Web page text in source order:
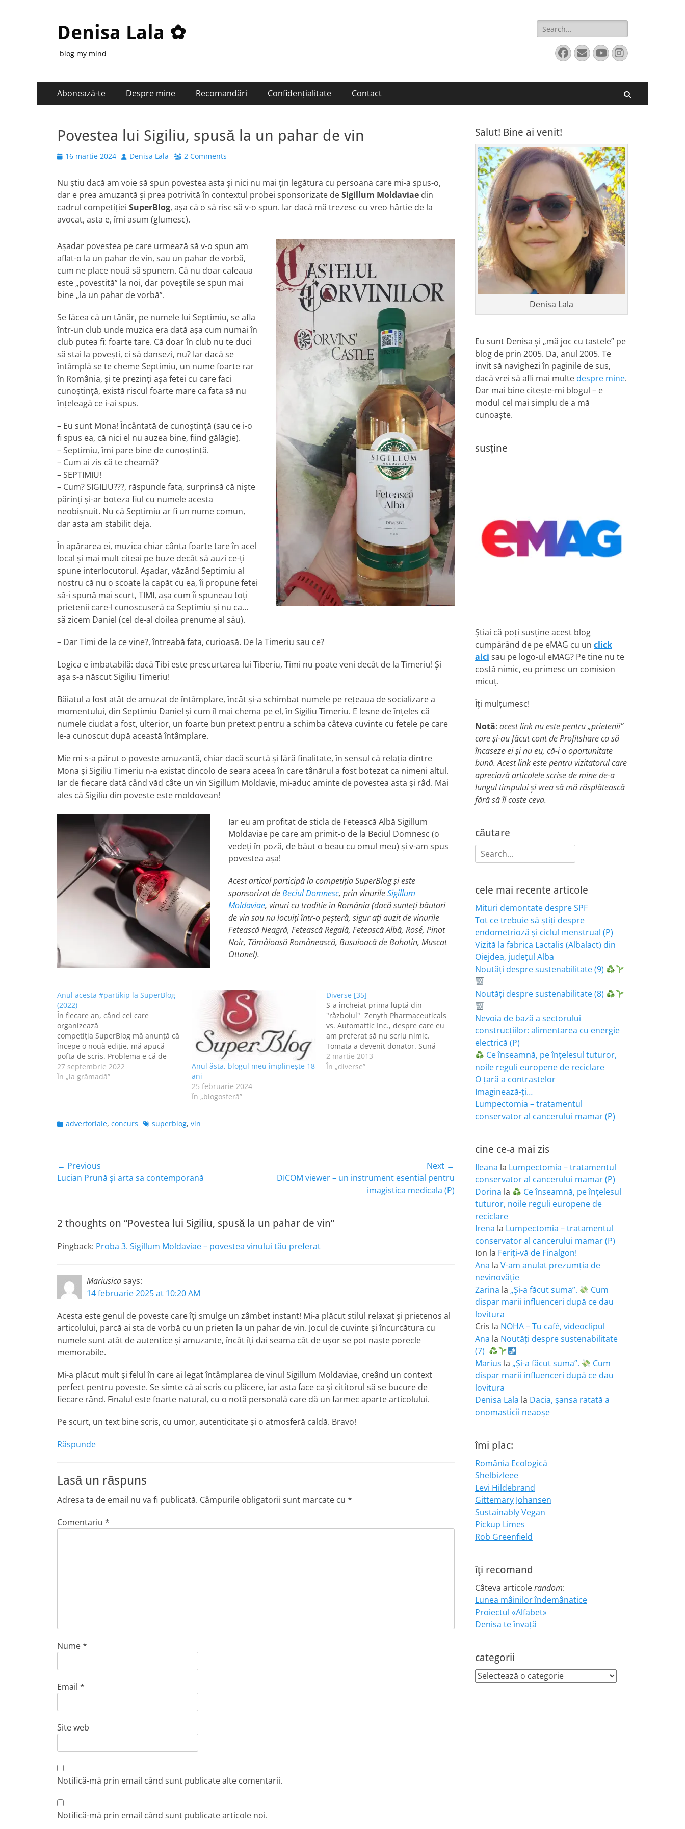
Denisa Lala ✿
blog my mind
Search
for:
Facebook
EmailYouTube
Instagram
Primary
Menu
Abonează-te Despre mine Recomandări Confidențialitate Contact
Povestea lui Sigiliu, spusă la un pahar de vin
Posted
16 martie 2024 Author
Denisa Lala 2 Comments
Nu știu dacă am voie să spun povestea asta și nici nu mai țin legătura cu persoana care mi-a spus-o,
dar e prea amuzantă și prea potrivită în contextul probei sponsorizate deSigillum Moldaviae din
cadrul competiției SuperBlog, așa că o să risc să v-o spun. Iar dacă mă trezesc cu vreo hârtie de la
avocat, asta e, îmi asum (glumesc).
Așadar povestea pe care urmează să v-o spun am
aflat-o la un pahar de vin, sau un pahar de vorbă,
cum ne place nouă să spunem. Că nu doar cafeaua
este „povestită” la noi, dar poveștile se spun mai
bine „la un pahar de vorbă”.
Se făcea că un tânăr, pe numele lui Septimiu, se afla
într-un club unde muzica era dată așa cum numai în
club putea fi: foarte tare. Că doar în club nu te duci
să stai la povești, ci să dansezi, nu? Iar dacă se
întâmplă se te cheme Septimiu, un nume foarte rar
în România, și te prezinți așa fetei cu care faci
cunoștință, există riscul foarte mare ca fata să nu
înțeleagă ce i-ai spus.
– Eu sunt Mona! Încântată de cunoștință (sau ce i-o
fi spus ea, că nici el nu auzea bine, fiind gălăgie).
– Septimiu, îmi pare bine de cunoștință.
– Cum ai zis că te cheamă?
– SEPTIMIU!
– Cum? SIGILIU???, răspunde fata, surprinsă că niște
părinți și-ar boteza fiul cu numele acesta
neobișnuit. Nu că Septimiu ar fi un nume comun,
dar asta am stabilit deja.
În apărarea ei, muzica chiar cânta foarte tare în acel
local și mai mult citeai pe buze decât să auzi ce-ți
spune interlocutorul. Așadar, văzând Septimiu al
nostru că nu o scoate la capăt cu ea, îi propune fetei
să-i spună mai scurt, TIMI, așa cum îi spuneau toți
prietenii care-l cunoscuseră ca Septimiu și nu ca…
să zicem Daniel (cel de-al doilea prenume al său).
– Dar Timi de la ce vine?, întreabă fata, curioasă. De la Timeriu sau ce?
Logica e imbatabilă: dacă Tibi este prescurtarea lui Tiberiu, Timi nu poate veni decât de la Timeriu! Și
așa s-a născut Sigiliu Timeriu!
Băiatul a fost atât de amuzat de întâmplare, încât și-a schimbat numele pe rețeaua de socializare a
momentului, din Septimiu Daniel și cum îl mai chema pe el, în Sigiliu Timeriu. E lesne de înțeles că
numele ciudat a fost, ulterior, un foarte bun pretext pentru a schimba câteva cuvinte cu fetele pe care
le-a cunoscut după această întâmplare.
Mie mi s-a părut o poveste amuzantă, chiar dacă scurtă și fără finalitate, în sensul că relația dintre
Mona și Sigiliu Timeriu n-a existat dincolo de seara aceea în care tânărul a fost botezat ca nimeni altul.
Iar de fiecare dată când văd câte un vin Sigillum Moldavie, mi-aduc aminte de povestea asta și râd. Mai
ales că Sigiliu din poveste este moldovean!
Iar eu am profitat de sticla de Fetească Albă Sigillum
Moldaviae pe care am primit-o de la Beciul Domnesc (o
vedeți în poză, de băut o beau cu omul meu) și v-am spus
povestea așa!
Acest articol participă la competiția SuperBlog și este
sponsorizat deBeciul Domnesc, prin vinurileSigillum
Moldaviae, vinuri cu traditie în România (dacă sunteți băutori
de vin sau nu locuiți într-o peșteră, sigur ați auzit de vinurile
Fetească Neagră, Fetească Regală, Fetească Albă, Rosé, Pinot
Noir, Tămâioasă Românească, Busuioacă de Bohotin, Muscat
Ottonel).
Anul acesta #partikip la SuperBlog
(2022)
În fiecare an, când cei care
organizează
competiția SuperBlog mă anunță că
începe o nouă ediție, mă apucă
pofta de scris. Problema e că de
fiecare dată, probele de concurs se
suprapun cu te miri ce alte activități
27 septembrie 2022
În „la grămadă”
Anul ăsta, blogul meu împlinește 18
ani
25 februarie 2024
În „blogosferă”
Diverse [35]
S-a încheiat prima luptă din
"războiul" Zenyth Pharmaceuticals
vs. Automattic Inc., despre care eu
am preferat să nu scriu nimic.
Tomata a devenit donator. Sună
dubios, dar datorită ei m-am înscris
şi eu pe lista donatorilor de celule
2 martie 2013
În „diverse”
Categories
advertoriale, concurs Tagssuperblog, vin
Navigare
în
← Previous
Previous
Lucian Prună și arta sa contemporană
Next →
DICOM viewer – un instrument esential pentru
imagistica medicala (P)
2 thoughts on “Povestea lui Sigiliu, spusă la un pahar de vin”
Pingback: Proba 3. Sigillum Moldaviae – povestea vinului tău preferat
Mariusicasays:
14 februarie 2025 at 10:20 AM
Acesta este genul de poveste care îți smulge un zâmbet instant! Mi-a plăcut stilul relaxat și prietenos al
articolului, parcă ai sta de vorbă cu un prieten la un pahar de vin. Jocul de cuvinte și încurcătura cu
numele sunt atât de autentice și amuzante, încât îți dai seama cât de ușor se pot naște porecle
memorabile.
Mi-a plăcut mult și felul în care ai legat întâmplarea de vinul Sigillum Moldaviae, creând un context
perfect pentru poveste. Se simte că ai scris cu plăcere, iar asta face ca și cititorul să se bucure de
fiecare rând. Finalul este foarte natural, cu o notă personală care dă un farmec aparte articolului.
Pe scurt, un text bine scris, cu umor, autenticitate și o atmosferă caldă. Bravo!
Răspunde
Lasă un răspuns
Adresa ta de email nu va fi publicată. Câmpurile obligatorii sunt marcate cu *
Comentariu *
Nume*
Email *
Site web
Notifică-mă prin email când sunt publicate alte comentarii.
Notifică-mă prin email când sunt publicate articole noi.
Salut! Bine ai venit!
Denisa Lala
Eu sunt Denisa și „mă joc cu tastele” pe
blog de prin 2005. Da, anul 2005. Te
invit să navighezi în paginile de sus,
dacă vrei să afli mai multe despre mine.
Dar mai bine citește-mi blogul – e
modul cel mai simplu de a mă
cunoaște.
susține
Știai că poți susține acest blog
cumpărând de pe eMAG cu un click
aici sau pe logo-ul eMAG? Pe tine nu te
costă nimic, eu primesc un comision
micuț.
Îți mulțumesc!
Notă: acest link nu este pentru „prietenii”
care și-au făcut cont de Profitshare ca să
încaseze ei și nu eu, că-i o oportunitate
bună. Acest link este pentru vizitatorul care
apreciază articolele scrise de mine de-a
lungul timpului și vrea să mă răsplătească
fără să îl coste ceva.
căutare
Search
for:
cele mai recente articole
Mituri demontate despre SPF
Tot ce trebuie să știți despre
endometrioză și ciclul menstrual (P)
Vizită la fabrica Lactalis (Albalact) din
Oiejdea, județul Alba
Noutăți despre sustenabilitate (9)
Noutăți despre sustenabilitate (8)
Nevoia de bază a sectorului
construcțiilor: alimentarea cu energie
electrică (P)
Ce înseamnă, pe înțelesul tuturor,
noile reguli europene de reciclare
O țară a contrastelor
Imaginează-ți…
Lumpectomia – tratamentul
conservator al cancerului mamar (P)
cine ce-a mai zis
Ileana la Lumpectomia – tratamentul
conservator al cancerului mamar (P)
Dorina la
Ce înseamnă, pe înțelesul
tuturor, noile reguli europene de
reciclare
Irena la Lumpectomia – tratamentul
conservator al cancerului mamar (P)
Ion la Feriţi-vă de Finalgon!
Ana la V-am anulat prezumția de
nevinovăție
Zarina la „Și-a făcut suma”.
Cum
dispar marii influenceri după ce dau
lovitura
Cris la NOHA – Tu café, videoclipul
Ana la Noutăți despre sustenabilitate
(7)
Marius la „Și-a făcut suma”.
Cum
dispar marii influenceri după ce dau
lovitura
Denisa Lala la Dacia, șansa ratată a
onomasticii neaoșe
îmi plac:
România Ecologică
Shelbizleee
Levi Hildebrand
Gittemary Johansen
Sustainably Vegan
Pickup Limes
Rob Greenfield
îţi recomand
Câteva articolerandom:
Lunea mâinilor îndemânatice
Proiectul «Alfabet»
Denisa te învaţă
categorii
categorii